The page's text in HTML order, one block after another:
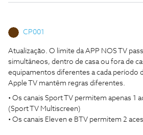
CP001
Atualização. O limite da APP NOS TV
simultâneos, dentro de casa ou fora de
equipamentos diferentes a cada período
Apple TV mantêm regras diferentes.
• Os canais Sport TV permitem apenas 1
(Sport TV Multiscreen)
• Os canais Eleven e BTV permitem 2